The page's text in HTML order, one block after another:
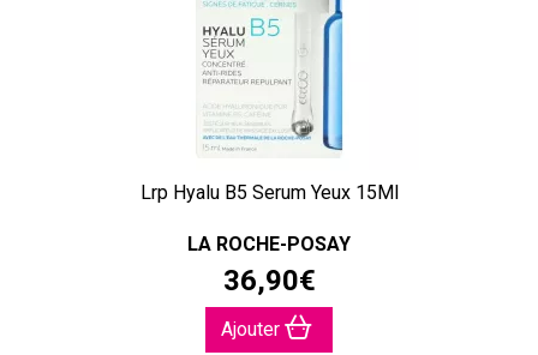
Lrp Hyalu B5 Serum Yeux 15Ml
LA ROCHE-POSAY
36,90€
Ajouter